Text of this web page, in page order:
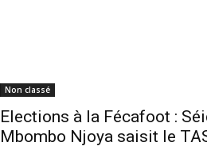
Non classé
Elections à la Fécafoot :
Mbombo Njoya saisit le